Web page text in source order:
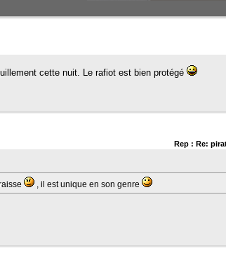
cette nuit. Le rafiot est bien protégé
Rep : Re:
, il est unique en son genre